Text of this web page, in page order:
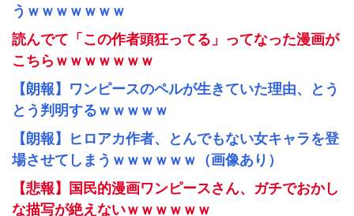
うｗｗｗｗｗｗｗ
読んでて「この作者頭狂ってる」ってなった漫画が
こちらｗｗｗｗｗｗｗ
【朗報】ワンピースのペルが生きていた理由、とう
とう判明するｗｗｗｗｗ
【朗報】ヒロアカ作者、とんでもない女キャラを登
場させてしまうｗｗｗｗｗｗ（画像あり）
【悲報】国民的漫画ワンピースさん、ガチでおかし
な描写が絶えないｗｗｗｗｗｗ